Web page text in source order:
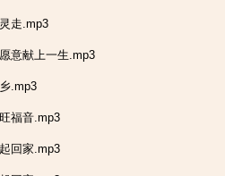
走.mp3
意献上一生.mp3
.mp3
福音.mp3
回家.mp3